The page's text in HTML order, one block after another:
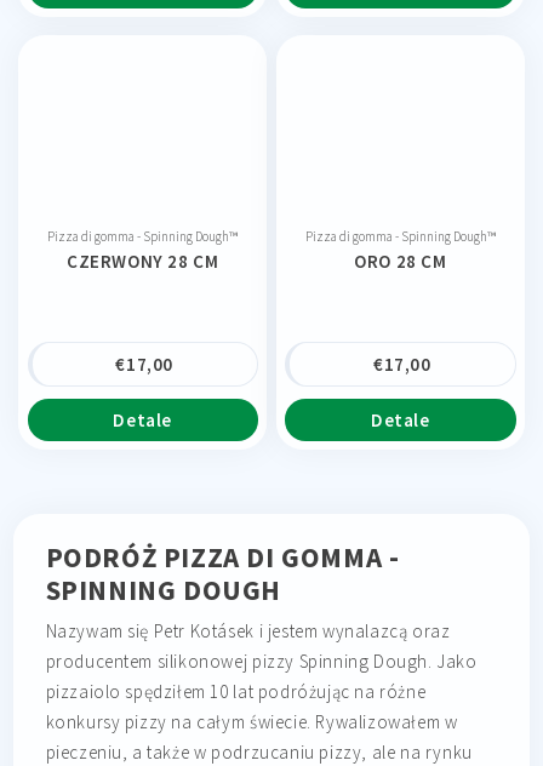
Pizza di gomma - Spinning Dough™
CZERWONY 28 CM
€17,00
Detale
Pizza di gomma - Spinning Dough™
ORO 28 CM
€17,00
Detale
PODRÓŻ PIZZA DI GOMMA -
SPINNING DOUGH
Nazywam się Petr Kotásek i jestem wynalazcą oraz
producentem silikonowej pizzy Spinning Dough. Jako
pizzaiolo spędziłem 10 lat podróżując na różne
konkursy pizzy na całym świecie. Rywalizowałem w
pieczeniu, a także w podrzucaniu pizzy, ale na rynku